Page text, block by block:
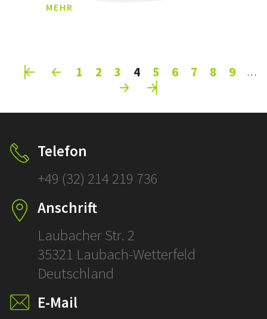
MEHR
Pages 1 2 3 4 5 6 7 8 9 …
Telefon
+49 (32) 214 219 736
Anschrift
Laubacher Str. 2
35321 Laubach-Wetterfeld
Deutschland
E-Mail